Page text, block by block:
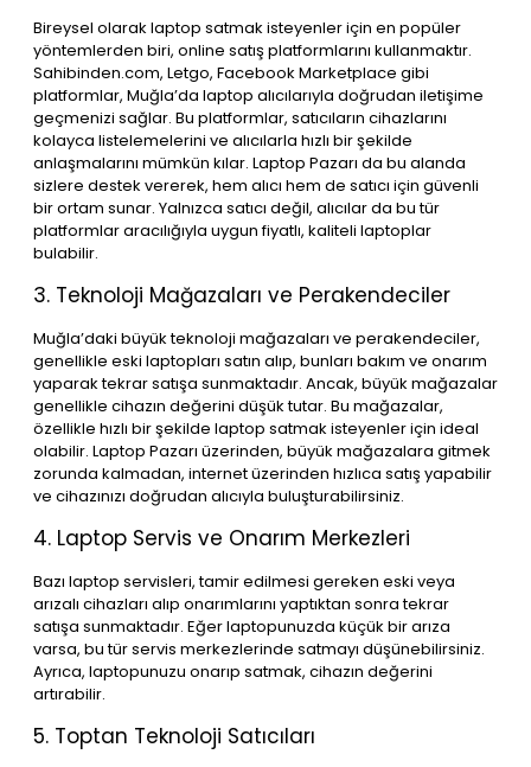
Bireysel olarak laptop satmak isteyenler için en popüler
yöntemlerden biri, online satış platformlarını kullanmaktır.
Sahibinden.com, Letgo, Facebook Marketplace gibi
platformlar, Muğla’da laptop alıcılarıyla doğrudan iletişime
geçmenizi sağlar. Bu platformlar, satıcıların cihazlarını
kolayca listelemelerini ve alıcılarla hızlı bir şekilde
anlaşmalarını mümkün kılar. Laptop Pazarı da bu alanda
sizlere destek vererek, hem alıcı hem de satıcı için güvenli
bir ortam sunar. Yalnızca satıcı değil, alıcılar da bu tür
platformlar aracılığıyla uygun fiyatlı, kaliteli laptoplar
bulabilir.
3. Teknoloji Mağazaları ve Perakendeciler
Muğla’daki büyük teknoloji mağazaları ve perakendeciler,
genellikle eski laptopları satın alıp, bunları bakım ve onarım
yaparak tekrar satışa sunmaktadır. Ancak, büyük mağazalar
genellikle cihazın değerini düşük tutar. Bu mağazalar,
özellikle hızlı bir şekilde laptop satmak isteyenler için ideal
olabilir. Laptop Pazarı üzerinden, büyük mağazalara gitmek
zorunda kalmadan, internet üzerinden hızlıca satış yapabilir
ve cihazınızı doğrudan alıcıyla buluşturabilirsiniz.
4. Laptop Servis ve Onarım Merkezleri
Bazı laptop servisleri, tamir edilmesi gereken eski veya
arızalı cihazları alıp onarımlarını yaptıktan sonra tekrar
satışa sunmaktadır. Eğer laptopunuzda küçük bir arıza
varsa, bu tür servis merkezlerinde satmayı düşünebilirsiniz.
Ayrıca, laptopunuzu onarıp satmak, cihazın değerini
artırabilir.
5. Toptan Teknoloji Satıcıları